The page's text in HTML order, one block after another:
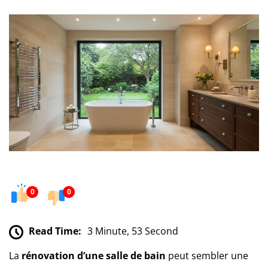
0 0
Read Time: 3 Minute, 53 Second
La rénovation d’une salle de bain peut sembler une